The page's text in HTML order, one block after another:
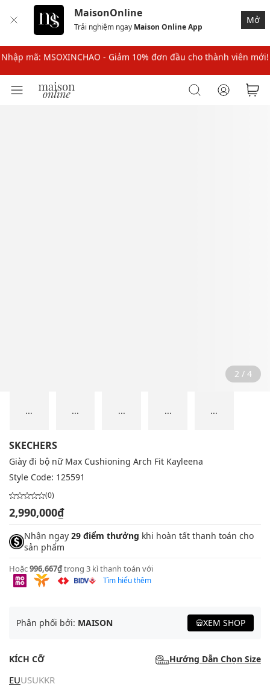
MaisonOnline
Trải nghiệm ngay Maison Online App
Mở
Nhập mã MSOPAY100: giảm ngay 10% khi thanh toán trực tuyến
Nhập mã MSOPAY100: giảm ngay 10% khi thanh toán trực tuyến
Nhập mã: MSOXINCHAO - Giảm 10% đơn đầu cho thành viên mới!
2 / 4
... ... ... ... ...
SKECHERS
Giày đi bộ nữ Max Cushioning Arch Fit Kayleena
Style Code: 125591
(0)
2,990,000₫
Nhận ngay 29 điểm thưởng khi hoàn tất thanh toán cho
sản phẩm
Hoặc996,667₫trong 3 kì thanh toán với
Tìm hiểu thêm
Phân phối bởi: MAISON XEM SHOP
KÍCH CỠ Hướng Dẫn Chọn Size
EUUSUKKR